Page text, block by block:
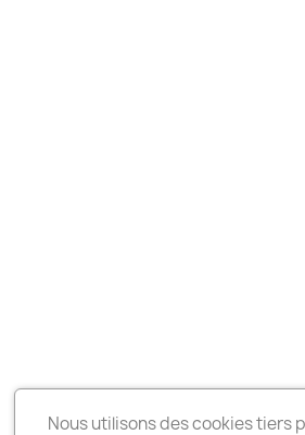
Nous utilisons des cookies tiers